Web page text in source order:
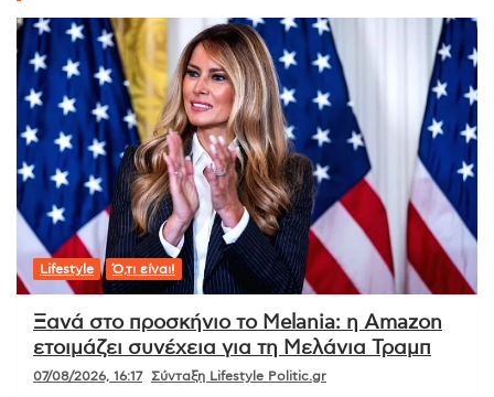
Lifestyle Ό,τι είναι!
Ξανά στο προσκήνιο το Melania: η Amazon
ετοιμάζει συνέχεια για τη Μελάνια Τραμπ
07/08/2026, 16:17 Σύνταξη Lifestyle Politic.gr